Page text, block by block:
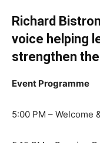
Richard
voice helping
strengthen
Event Programme
5:00 PM – Welcome